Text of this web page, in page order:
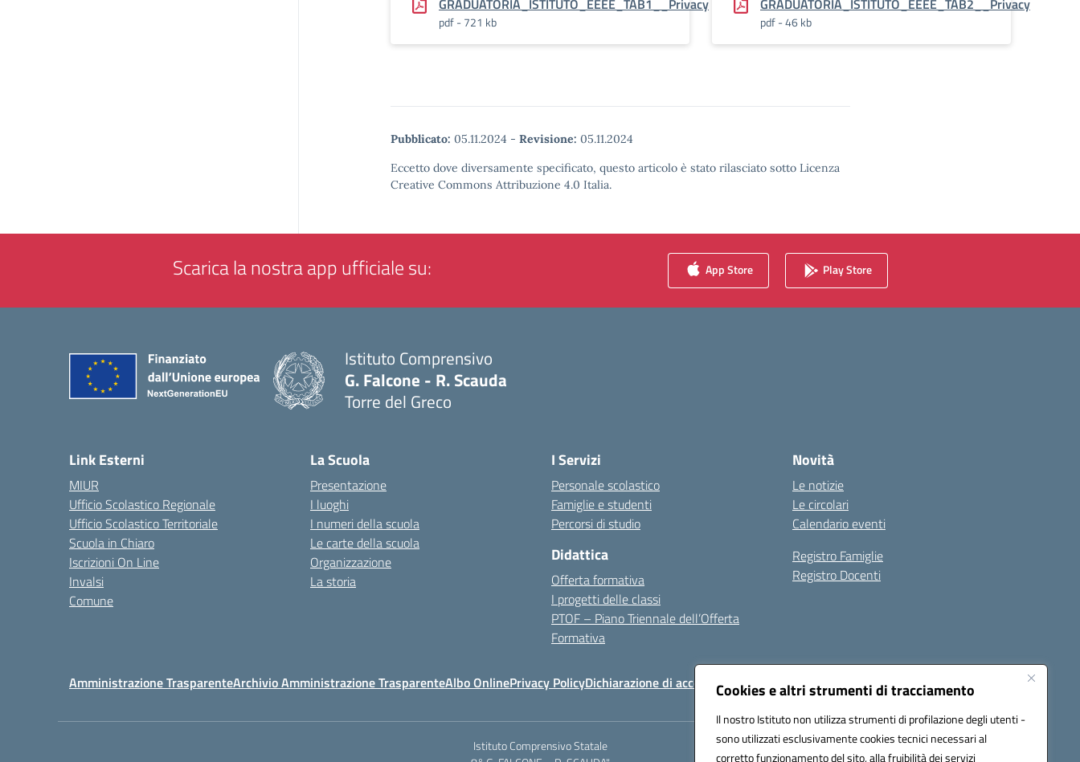
Cookies e altri strumenti di tracciamento
Il nostro Istituto non utilizza strumenti di profilazione degli utenti -
sono utilizzati esclusivamente cookies tecnici necessari al
corretto funzionamento del sito, alla fruibilità dei servizi
GRADUATORIA_ISTITUTO_EEEE_TAB1__Privacy
pdf - 721 kb
GRADUATORIA_ISTITUTO_EEEE_TAB2__Privacy
pdf - 46 kb
Pubblicato: 05.11.2024 - Revisione: 05.11.2024
Eccetto dove diversamente specificato, questo articolo è stato rilasciato sotto Licenza
Creative Commons Attribuzione 4.0 Italia.
Scarica la nostra app ufficiale su: App Store Play Store
Istituto Comprensivo
G. Falcone - R. Scauda
Torre del Greco
Link Esterni
MIUR
Ufficio Scolastico Regionale
Ufficio Scolastico Territoriale
Scuola in Chiaro
Iscrizioni On Line
Invalsi
Comune
La Scuola
Presentazione
I luoghi
I numeri della scuola
Le carte della scuola
Organizzazione
La storia
I Servizi
Personale scolastico
Famiglie e studenti
Percorsi di studio
Didattica
Offerta formativa
I progetti delle classi
PTOF – Piano Triennale dell’Offerta
Formativa
Novità
Le notizie
Le circolari
Calendario eventi
Registro Famiglie
Registro Docenti
Amministrazione TrasparenteArchivio Amministrazione TrasparenteAlbo OnlinePrivacy PolicyDichiarazione di accessibilità Note legali
Istituto Comprensivo Statale